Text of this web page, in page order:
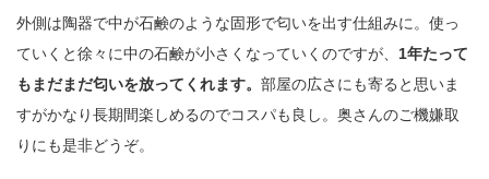
外側は陶器で中が石鹸のような固形で匂いを出す仕組みに。使っ
ていくと徐々に中の石鹸が小さくなっていくのですが、 1年たって
もまだまだ匂いを放ってくれます。 部屋の広さにも寄ると思いま
すがかなり長期間楽しめるのでコスパも良し。奥さんのご機嫌取
りにも是非どうぞ。